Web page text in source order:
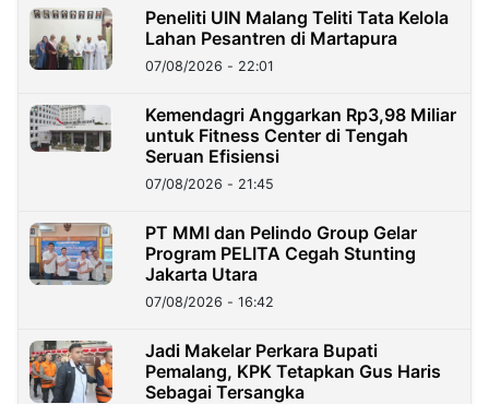
Peneliti UIN Malang Teliti Tata Kelola
Lahan Pesantren di Martapura
07/08/2026 - 22:01
Kemendagri Anggarkan Rp3,98 Miliar
untuk Fitness Center di Tengah
Seruan Efisiensi
07/08/2026 - 21:45
PT MMI dan Pelindo Group Gelar
Program PELITA Cegah Stunting
Jakarta Utara
07/08/2026 - 16:42
Jadi Makelar Perkara Bupati
Pemalang, KPK Tetapkan Gus Haris
Sebagai Tersangka